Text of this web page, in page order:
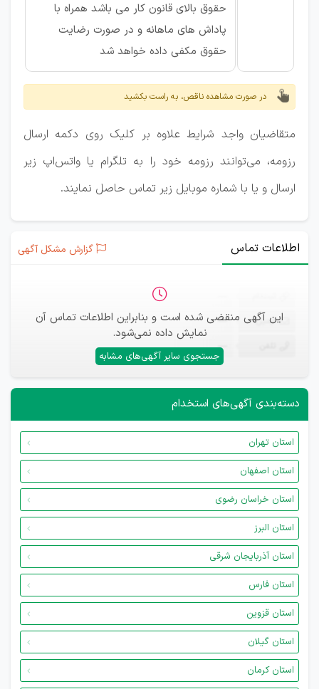
حقوق بالای قانون کار می باشد همراه با
پاداش های ماهانه و در صورت رضایت
حقوق مکفی داده خواهد شد
در صورت مشاهده ناقص، به راست بکشید
متقاضیان واجد شرایط علاوه بر کلیک روی دکمه ارسال
رزومه، می‌توانند رزومه خود را به تلگرام یا واتس‌اپ زیر
ارسال و یا با شماره موبایل زیر تماس حاصل نمایند.
اطلاعات تماس گزارش مشکل آگهی
این آگهی منقضی شده است و بنابراین اطلاعات تماس آن
نمایش داده نمی‌شود.
جستجوی سایر آگهی‌های مشابه
ایمیل —
—
دسته‌بندی آگهی‌های استخدام
استان تهران
استان اصفهان
استان خراسان رضوی
استان البرز
استان آذربایجان شرقی
استان فارس
استان قزوین
استان گیلان
استان کرمان